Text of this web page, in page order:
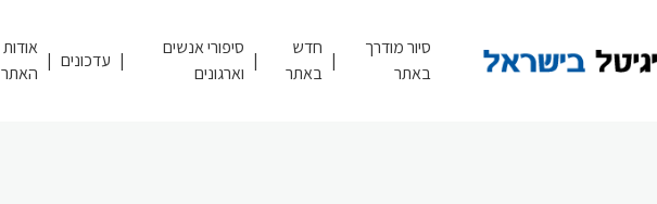
סיור מודרך
באתר
חדש
באתר
סיפורי אנשים
וארגונים
עדכונים
אודות
האתר